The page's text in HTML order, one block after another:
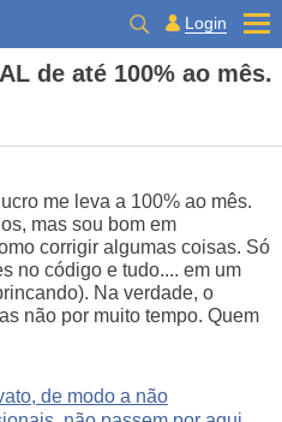
Login
de até 100% ao mês.
me leva a 100% ao mês.
mas sou bom em
corrigir algumas coisas. Só
no código e tudo.... em um
Na verdade, o
não por muito tempo. Quem
de modo a não